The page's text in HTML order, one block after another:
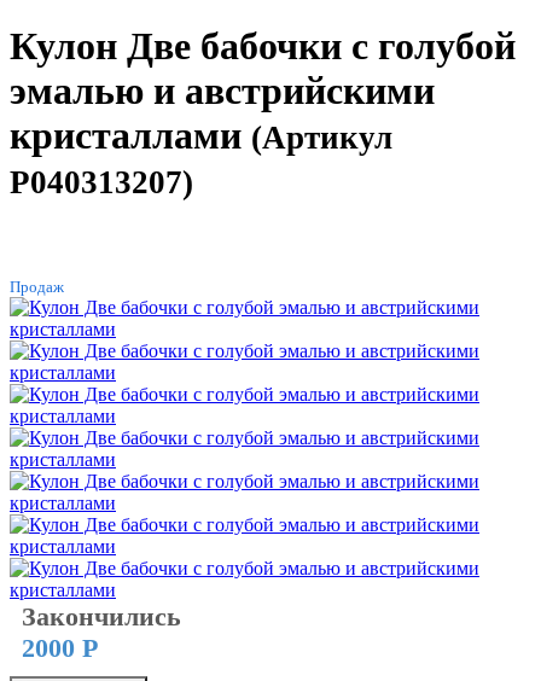
Кулон Две бабочки с голубой
эмалью и австрийскими
кристаллами (Артикул
P040313207)
Продаж
Закончились
2000 Р